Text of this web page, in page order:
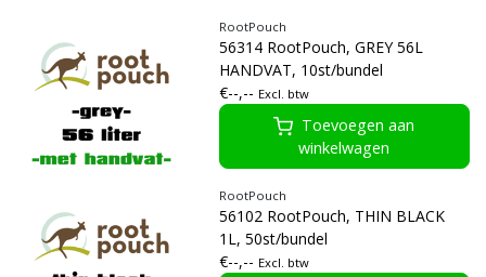
RootPouch
56314 RootPouch, GREY 56L
HANDVAT, 10st/bundel
€--,-- Excl. btw
Toevoegen aan
winkelwagen
RootPouch
56102 RootPouch, THIN BLACK
1L, 50st/bundel
€--,-- Excl. btw